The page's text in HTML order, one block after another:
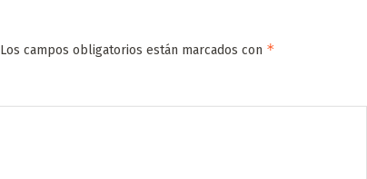
Los campos obligatorios están marcados con *